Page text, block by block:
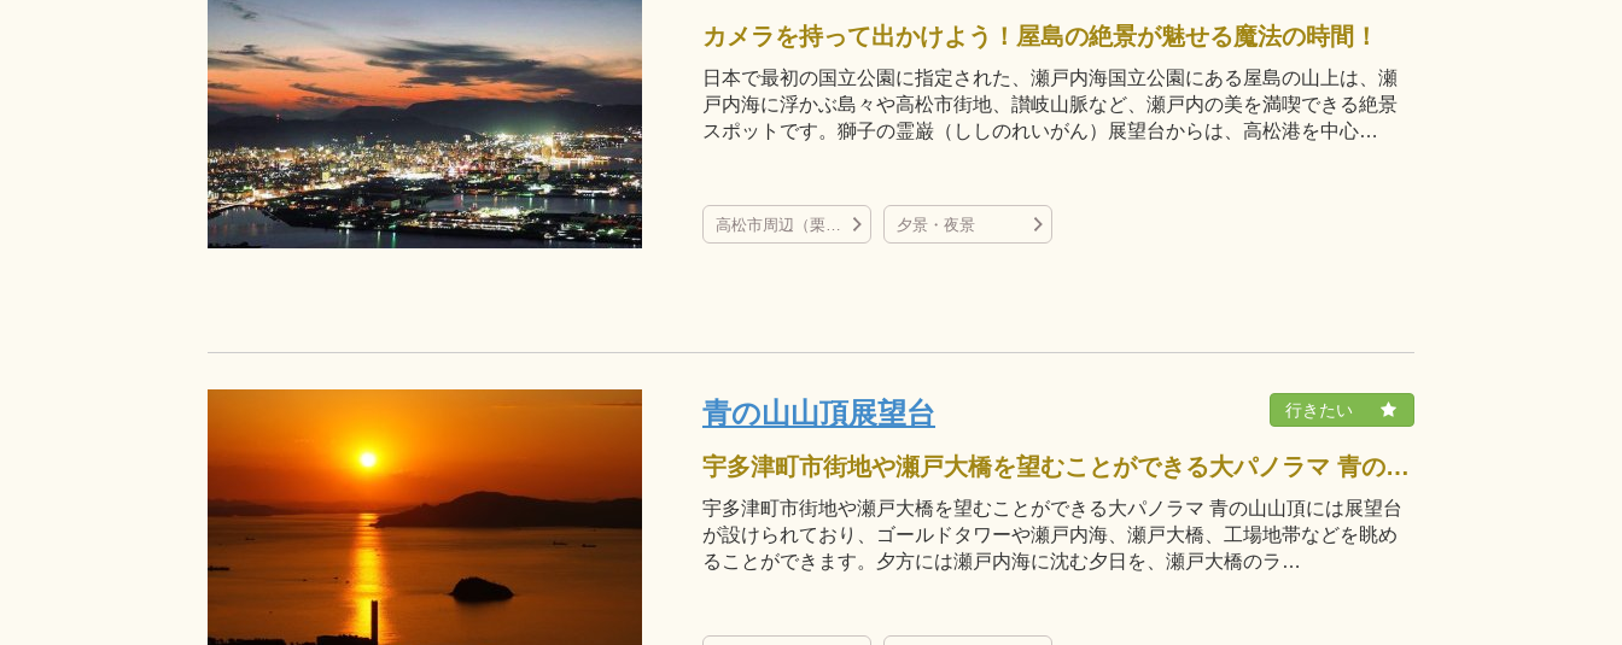
カメラを持って出かけよう！屋島の絶景が魅せる魔法の時間！
日本で最初の国立公園に指定された、瀬戸内海国立公園にある屋島の山上は、瀬
戸内海に浮かぶ島々や高松市街地、讃岐山脈など、瀬戸内の美を満喫できる絶景
スポットです。獅子の霊巌（ししのれいがん）展望台からは、高松港を中心…
高松市周辺（栗林公園、屋島、直島など） 夕景・夜景
青の山山頂展望台
宇多津町市街地や瀬戸大橋を望むことができる大パノラマ 青の山山頂には展望台が設けられており、ゴールドタワーや瀬戸内海、瀬戸大橋、工場地帯などを眺めることができます。夕方には瀬戸内海に沈む夕日を、瀬戸大橋のラ…
宇多津町市街地や瀬戸大橋を望むことができる大パノラマ 青の山山頂には展望台
が設けられており、ゴールドタワーや瀬戸内海、瀬戸大橋、工場地帯などを眺め
ることができます。夕方には瀬戸内海に沈む夕日を、瀬戸大橋のラ…